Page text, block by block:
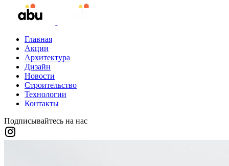
Главная
Акции
Архитектура
Дизайн
Новости
Строительство
Технологии
Контакты
Подписывайтесь на нас